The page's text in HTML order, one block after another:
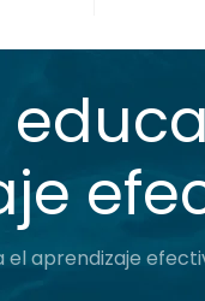
el aprendizaje